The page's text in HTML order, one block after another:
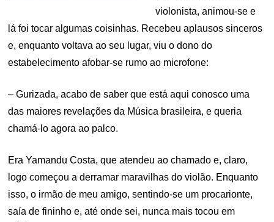
violonista, animou-se e
lá foi tocar algumas coisinhas. Recebeu aplausos sinceros
e, enquanto voltava ao seu lugar, viu o dono do
estabelecimento afobar-se rumo ao microfone:
– Gurizada, acabo de saber que está aqui conosco uma
das maiores revelações da Música brasileira, e queria
chamá-lo agora ao palco.
Era Yamandu Costa, que atendeu ao chamado e, claro,
logo começou a derramar maravilhas do violão. Enquanto
isso, o irmão de meu amigo, sentindo-se um procarionte,
saía de fininho e, até onde sei, nunca mais tocou em